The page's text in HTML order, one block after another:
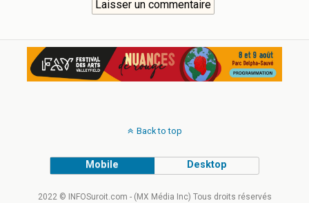
Back to top
Mobile Desktop
2022 © INFOSuroit.com - (MX Média Inc) Tous droits réservés